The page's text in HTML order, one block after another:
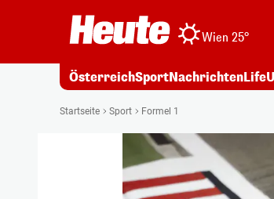
Wien 25°
ÖsterreichSportNachrichtenLife
Startseite Sport Formel 1